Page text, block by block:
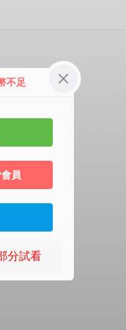
不足
員
分試看